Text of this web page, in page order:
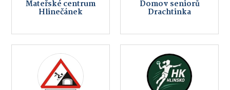
Mateřské centrum
Hlinečánek
Domov seniorů
Drachtinka